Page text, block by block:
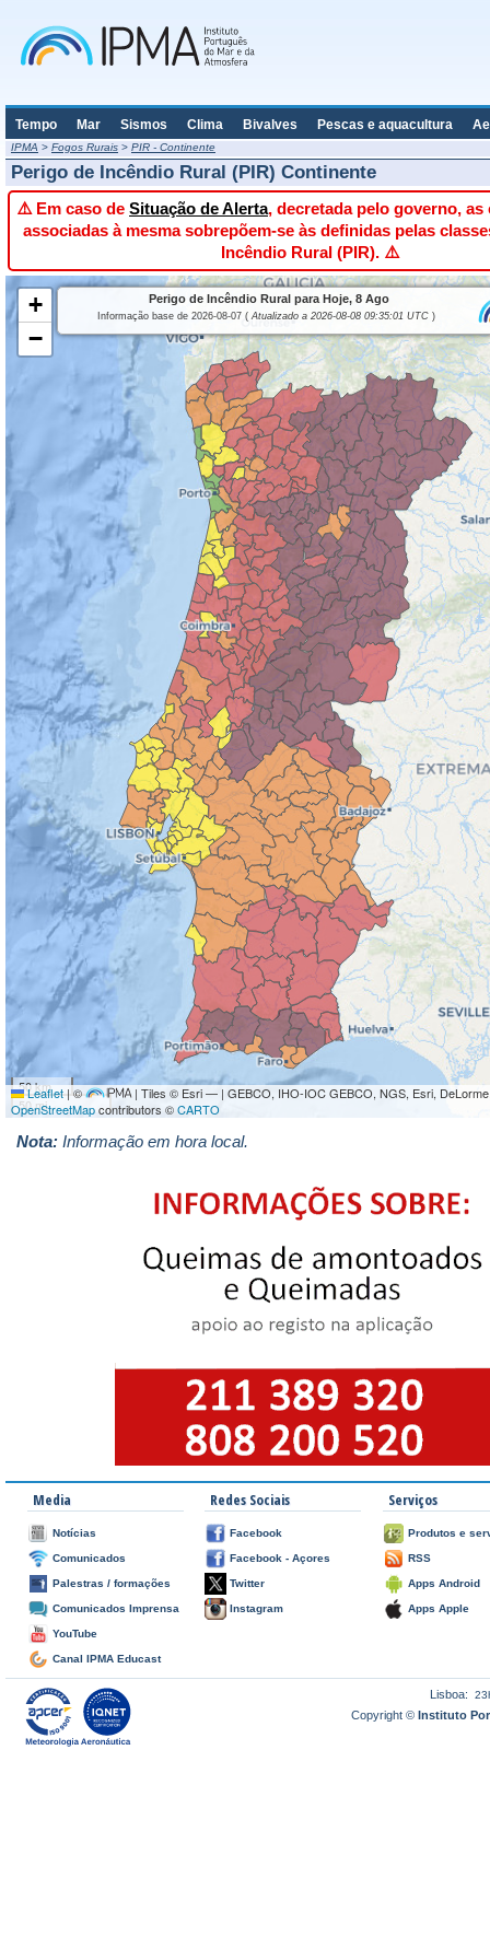
Tempo Mar Sismos Clima Bivalves Pescas e aquacultura
IPMA > Fogos Rurais > PIR - Continente
Perigo de Incêndio Rural (PIR) Continente
⚠️ Em caso de Situação de Alerta, decretada pelo governo,
associadas à mesma sobrepõem-se às definidas pelas
Incêndio Rural (PIR). ⚠️
+
−
Perigo de Incêndio Rural para Hoje, 8 Ago
Informação base de 2026-08-07 (Atualizado a 2026-08-08 09:35:01 UTC)
50 km
50 mi
Leaflet|©
| Tiles © Esri — | GEBCO, IHO-IOC GEBCO, NGS, Esri,
OpenStreetMapcontributors ©CARTO
Nota: Informação em hora local.
Media
Notícias
Comunicados
Palestras / formações
Comunicados Imprensa
YouTube
Canal IPMA Educast
Redes Sociais
Facebook
Facebook - Açores
Twitter
Instagram
Serviços
Produtos e
RSS
Apps Android
Apps Apple
Lisboa:
Copyright ©Instituto